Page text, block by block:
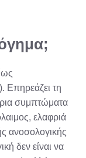
Επηρεάζει τη
συμπτώματα
ελαφριά
ανοσολογικής
δεν είναι να